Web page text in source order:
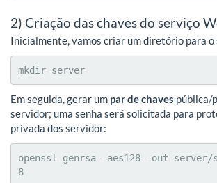
2) Criação das chaves do serviço
Inicialmente, vamos criar um diretório para
mkdir server
Em seguida, gerar um par de chaves pública/
servidor; uma senha será solicitada para
privada dos servidor:
openssl genrsa -aes128 -out server/
8